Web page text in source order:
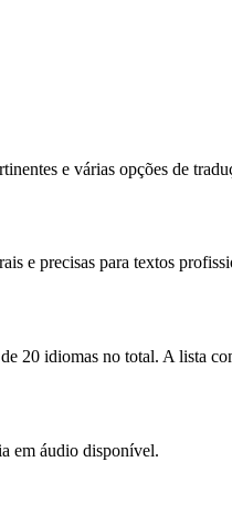
e várias opções de
e precisas para textos
idiomas no total. A lista
em áudio disponível.